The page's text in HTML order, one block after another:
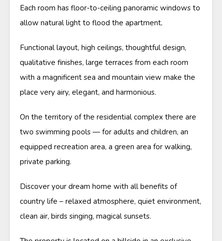
Each room has floor-to-ceiling panoramic windows to
allow natural light to flood the apartment.
Functional layout, high ceilings, thoughtful design,
qualitative finishes, large terraces from each room
with a magnificent sea and mountain view make the
place very airy, elegant, and harmonious.
On the territory of the residential complex there are
two swimming pools — for adults and children, an
equipped recreation area, a green area for walking,
private parking.
Discover your dream home with all benefits of
country life – relaxed atmosphere, quiet environment,
clean air, birds singing, magical sunsets.